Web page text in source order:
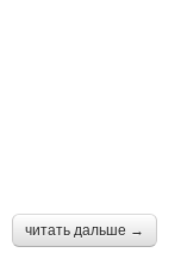
читать дальше →